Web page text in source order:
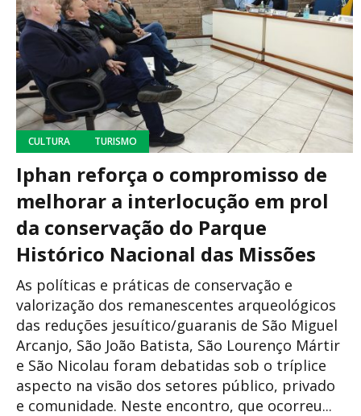
CULTURA TURISMO
Iphan reforça o compromisso de
melhorar a interlocução em prol
da conservação do Parque
Histórico Nacional das Missões
As políticas e práticas de conservação e
valorização dos remanescentes arqueológicos
das reduções jesuítico/guaranis de São Miguel
Arcanjo, São João Batista, São Lourenço Mártir
e São Nicolau foram debatidas sob o tríplice
aspecto na visão dos setores público, privado
e comunidade. Neste encontro, que ocorreu...